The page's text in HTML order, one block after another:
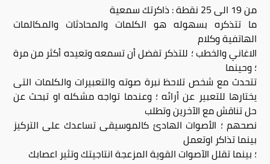
من 19 الى 25 نقطة : ذاكرتك سمعية
ما تتذكره بسهوله هو الكلمات والمحادثات والمكالمات
الهاتفية وكلام
الاغاني والخطب ؛ للتذكر تفضل أن تسمعه وتعيده أكثر من مرة
؛ وحينما
تتحدث مع شخص تلاحظ نبرة صوته والتعبيرات والكلمات التى
يختارها للتعبير عن أرائه ؛ وعندما تواجه مشكله او تبحث عن
حل تناقش مع الآخرين وتطلب
نصحهم ؛ الأصوات الهادئ كالموسيقى تساعدك على التركيز
بينما تذاكر اوتعمل
؛ بينما تقلل الآصوات القوية المزعجة انتاجيتك وتثير اعصابك